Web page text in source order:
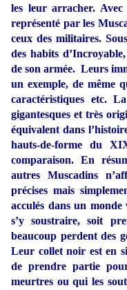
les leur arracher. Avec
représenté par les
ceux des militaires.
des habits
de son armée. Leurs
un exemple, de même
caractéristiques etc.
gigantesques et très
équivalent dans
hauts-de-forme du
comparaison. En
autres Muscadins
précises mais
acculés dans un
s’y soustraire, soit
beaucoup perdent des
Leur collet noir est en
de prendre partie
meurtres ou qui les